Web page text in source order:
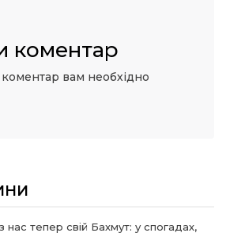
коментар
вам необхідно
нас тепер свій Бахмут: у спогадах,